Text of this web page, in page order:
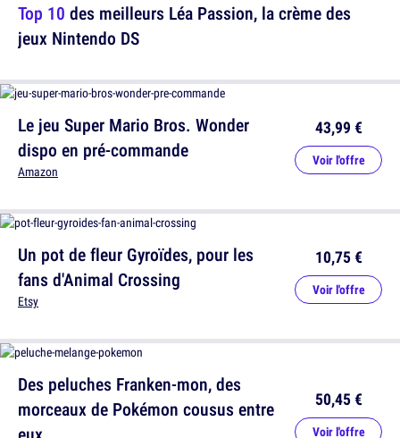
Top 10 des meilleurs Léa Passion, la crème des
jeux Nintendo DS
Un pot de fleur Gyroïdes, pour les
fans d'Animal Crossing
Etsy
10,75 €
Voir l'offre
Le jeu Super Mario Bros. Wonder
dispo en pré-commande
Amazon
43,99 €
Voir l'offre
Des peluches Franken-mon, des
morceaux de Pokémon cousus entre
50,45 €
Voir l'offre